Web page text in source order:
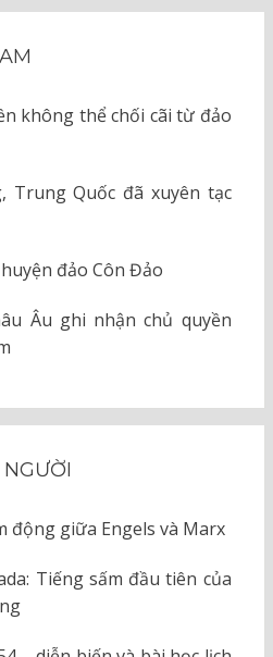
không thể chối cãi từ đảo
Trung Quốc đã xuyên tạc
đảo Côn Đảo
Âu ghi nhận chủ quyền
động giữa Engels và Marx
Tiếng sấm đầu tiên của